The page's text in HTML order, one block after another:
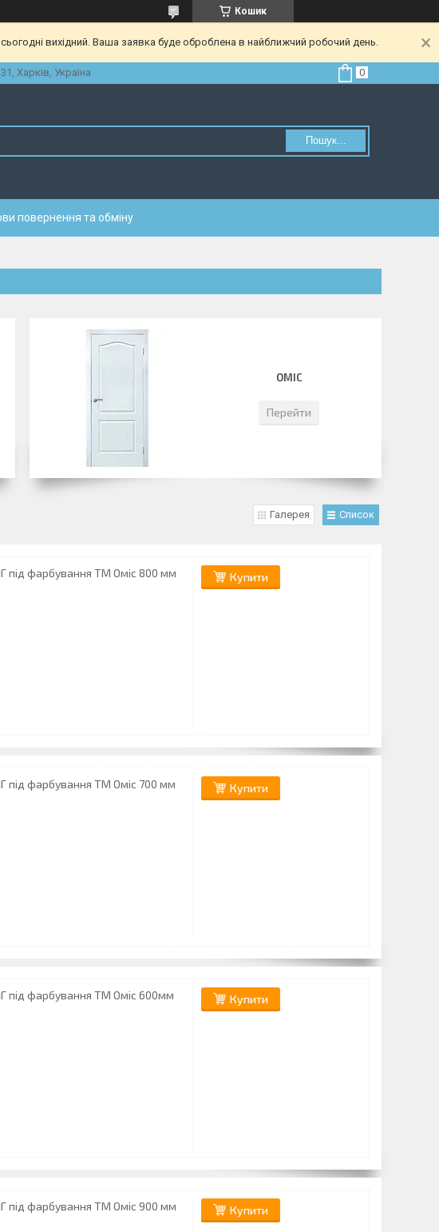
Кошик
вихідний. Ваша заявка буде оброблена в найближчий робочий день.
Харків, Україна
Пошук...
повернення та обміну
ОМІС
Перейти
Галерея Список
під фарбування ТМ Оміс 800 мм Купити
під фарбування ТМ Оміс 700 мм Купити
під фарбування ТМ Оміс 600мм Купити
під фарбування ТМ Оміс 900 мм Купити